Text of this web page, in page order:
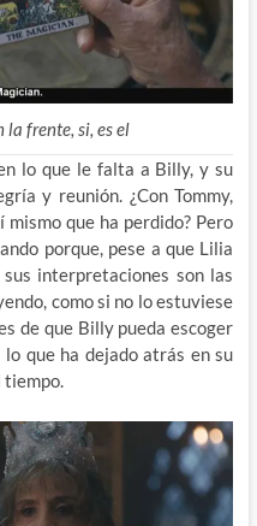
frente, si, es el
lo que le falta a Billy, y su
y reunión. ¿Con Tommy,
que ha perdido? Pero
porque, pese a que Lilia
interpretaciones son las
como si no lo estuviese
de que Billy pueda escoger
que ha dejado atrás en su
tiempo.